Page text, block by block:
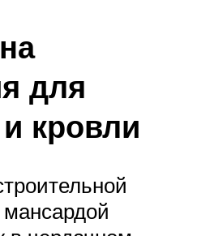
для
кровли
мансардой